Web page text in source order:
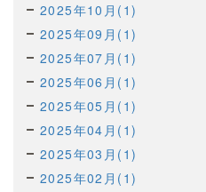
2025年10月(1)
2025年09月(1)
2025年07月(1)
2025年06月(1)
2025年05月(1)
2025年04月(1)
2025年03月(1)
2025年02月(1)